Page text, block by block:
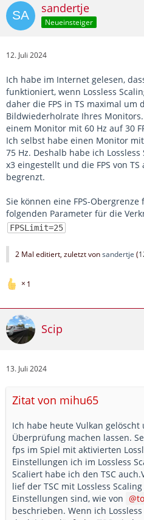
sandertje
Neueinsteiger
12. Juli 2024
Ich habe im Internet gelesen,
funktioniert, wenn Lossless
daher die FPS in TS maximal um
Bildwiederholrate Ihres
einem Monitor mit 60 Hz auf 30
Ich selbst habe einen Monitor
75 Hz. Deshalb habe ich Lossless
x3 eingestellt und die FPS von TS
begrenzt.
Sie können eine FPS-
folgenden Parameter für die
FPSLimit=25
2 Mal editiert, zuletzt vonsandertje (
1
Scip
13. Juli 2024
Zitat von mihu65
Ich habe heute Vulkan gelöscht
Überprüfung machen lassen.
fps im Spiel mit aktivierten
Einstellungen ich im Lossless
Scaliert habe ich den TSC
lief der TSC mit Lossless
Einstellungen sind, wie von
beschrieben. Wenn ich